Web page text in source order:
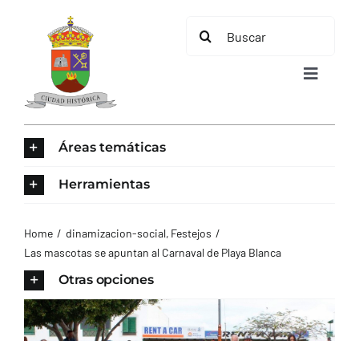
contenido
Buscar:
Toggle
AYUNTAMIENTO
TURISMO
Áreas temáticas
Herramientas
Home dinamizacion-social Festejos
Las mascotas se apuntan al Carnaval de Playa Blanca
Otras opciones